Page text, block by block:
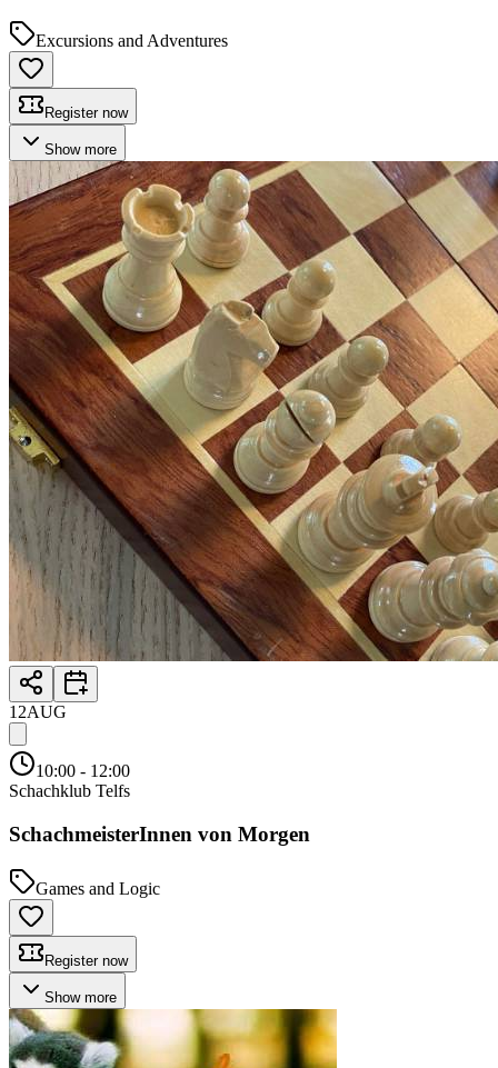
Excursions and Adventures
Register now
Show more
12AUG
10:00 - 12:00
Schachklub Telfs
SchachmeisterInnen von Morgen
Games and Logic
Register now
Show more